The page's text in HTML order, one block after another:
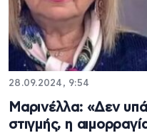
28.09.2024, 9:54
Μαρινέλλα: «Δεν
στιγμής, η